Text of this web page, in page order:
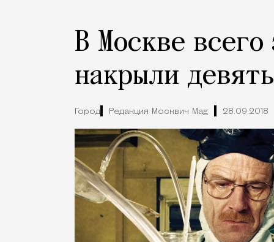
В Москве всего
накрыли
Город Редакция Москвич Mag 28.09.2018